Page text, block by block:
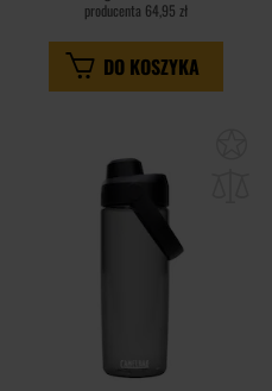
producenta 64,95 zł
DO KOSZYKA